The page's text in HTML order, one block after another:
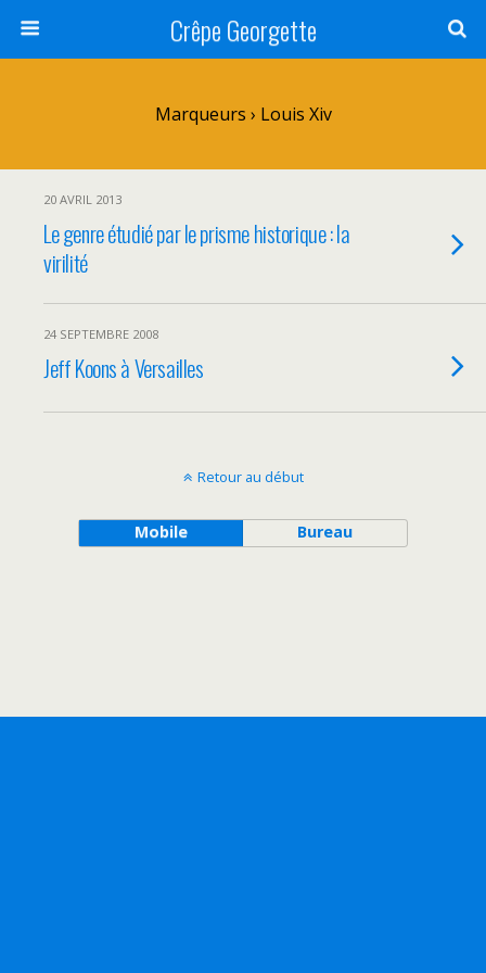
Crêpe Georgette
Marqueurs › Louis Xiv
20 AVRIL 2013
Le genre étudié par le prisme historique : la
virilité
24 SEPTEMBRE 2008
Jeff Koons à Versailles
Retour au début
Mobile Bureau